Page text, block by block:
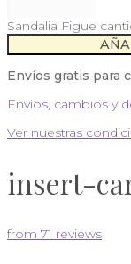
Sandalia Figue
Envíos gratis para
Envíos, cambios y
Ver nuestras
insert-
from 71 reviews